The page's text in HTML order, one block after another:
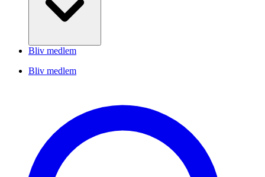
Bliv medlem
Bliv medlem